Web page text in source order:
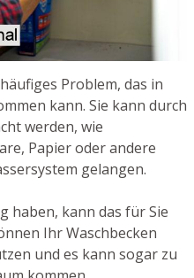
Problem, das in
kann. Sie kann durch
werden, wie
Papier oder andere
gelangen.
haben, kann das für Sie
Ihr Waschbecken
und es kann sogar zu